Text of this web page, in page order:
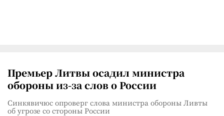
Премьер Литвы осадил министра
обороны из-за слов о России
Синкявичюс опроверг слова министра обороны Ливты
об угрозе со стороны России